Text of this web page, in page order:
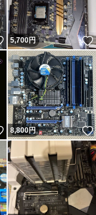
いいね！
5,700円
いいね！
8,800円